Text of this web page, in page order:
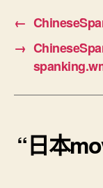
←
→
“日本